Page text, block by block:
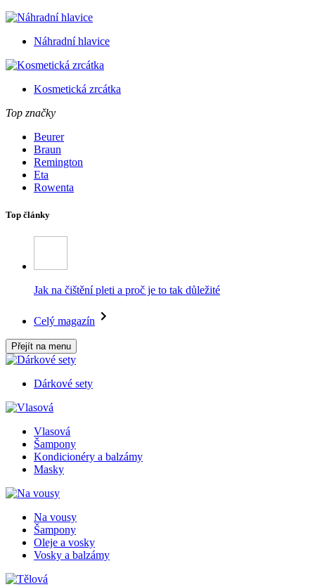
Náhradní hlavice
Kosmetická zrcátka
Top značky
Beurer
Braun
Remington
Eta
Rowenta
Top články
Jak na čištění pleti a proč je to tak důležité
Celý magazín
Přejít na menu
Dárkové sety
Vlasová
Šampony
Kondicionéry a balzámy
Masky
Na vousy
Šampony
Oleje a vosky
Vosky a balzámy